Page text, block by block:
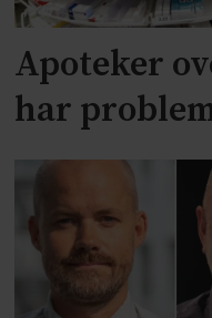
Apoteker
har